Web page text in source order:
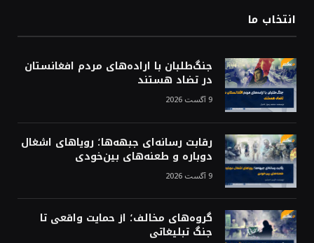
انتخاب ما
جنگ‌طلبان با اراده‌های مردم افغانستان
در تضاد هستند
9 آگست 2026
رقابت رسانه‌ای جبهه‌ها؛ رویاهای اشغال
دوباره و طعنه‌های بین‌خودی
9 آگست 2026
گروه‌های مخالف؛ از حمایت واقعی تا
جنگ تبلیغاتی